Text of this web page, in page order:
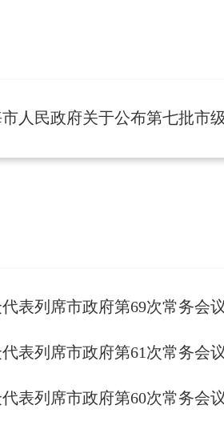
市人民政府关于公布第七批市
表列席市政府第69次常务会
表列席市政府第61次常务会
表列席市政府第60次常务会